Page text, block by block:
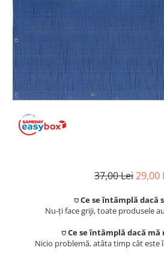
Seturi de dus
Sisteme de dus incastrate
Brate si palarii dus
Pare, furtunuri si accesorii
Rame instalare
Clapete de actionare
37,00 Lei29,00
⛉ Ce se întâmplă dacă
Nu-ți face griji, toate produsele au
⛉ Ce se întâmplă dacă mă
Nicio problemă, atâta timp cât este